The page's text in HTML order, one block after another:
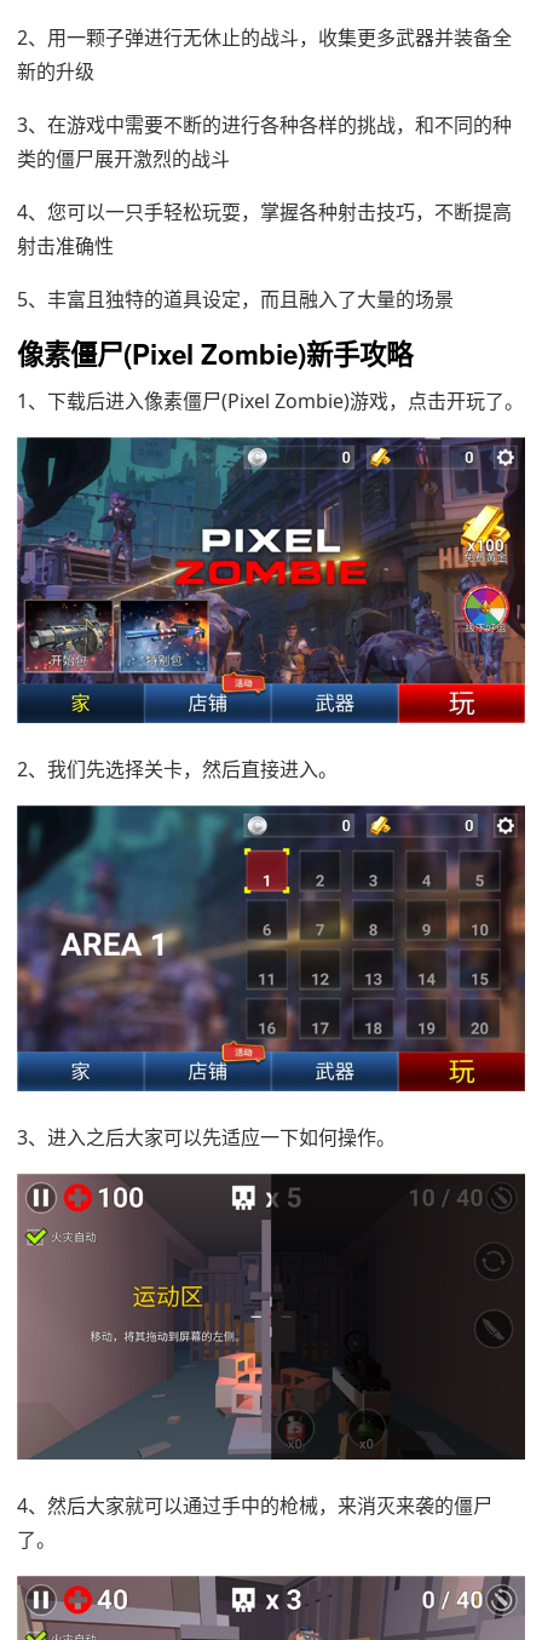
2、用一颗子弹进行无休止的战斗，收集更多武器并装备全
新的升级
3、在游戏中需要不断的进行各种各样的挑战，和不同的种
类的僵尸展开激烈的战斗
4、您可以一只手轻松玩耍，掌握各种射击技巧，不断提高
射击准确性
5、丰富且独特的道具设定，而且融入了大量的场景
像素僵尸(Pixel Zombie)新手攻略
1、下载后进入像素僵尸(Pixel Zombie)游戏，点击开玩了。
2、我们先选择关卡，然后直接进入。
3、进入之后大家可以先适应一下如何操作。
4、然后大家就可以通过手中的枪械，来消灭来袭的僵尸
了。